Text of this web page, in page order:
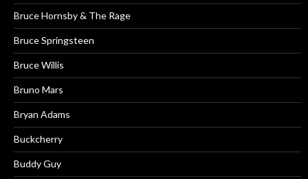
Bruce Hornsby & The Rage
Bruce Springsteen
Bruce Willis
Bruno Mars
Bryan Adams
Buckcherry
Buddy Guy